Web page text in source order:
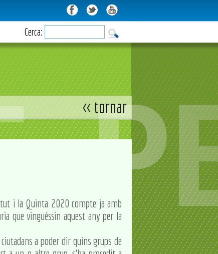
Cerca:
<< tornar
i la Quinta 2020 compte ja amb
que vinguéssin aquest any per la
a poder dir quins grups de